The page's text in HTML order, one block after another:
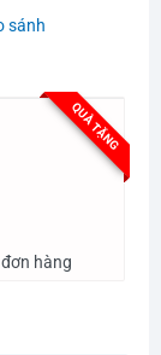
sánh
QUÀ TẶNG
hàng